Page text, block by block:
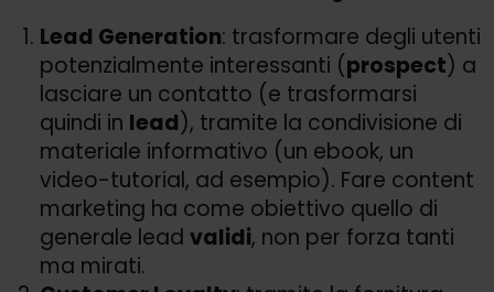
Lead Generation: trasformare degli utenti
potenzialmente interessanti (prospect) a
lasciare un contatto (e trasformarsi
quindi in lead), tramite la condivisione di
materiale informativo (un ebook, un
video-tutorial, ad esempio). Fare content
marketing ha come obiettivo quello di
generale lead validi, non per forza tanti
ma mirati.